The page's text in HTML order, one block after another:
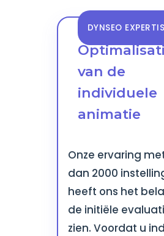
DYNSEO
van de
individuele
animatie
Onze ervaring
dan 2000
heeft ons het
de initiële
zien. Voordat u